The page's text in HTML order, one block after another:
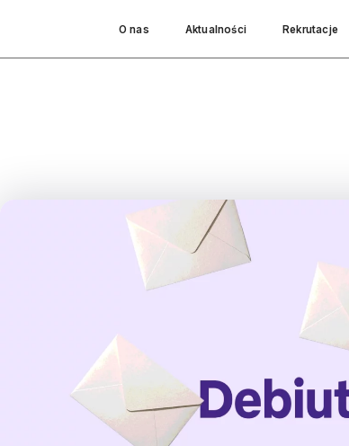
O nas Aktualności Rekrutacje